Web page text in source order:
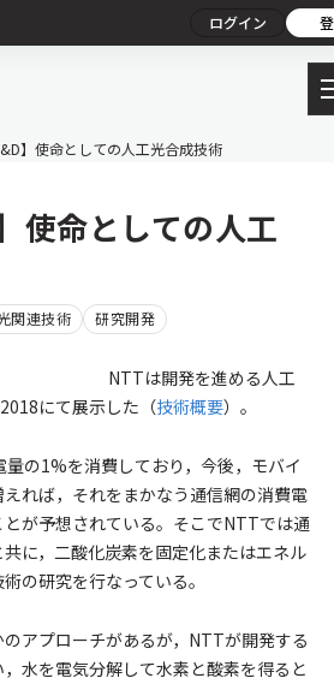
ログイン
】使命としての人工光合成技術
使命としての人工
関連技術 研究開発
NTTは開発を進める人工
にて展示した（技術概要）。
の1%を消費しており，今後，モバイ
れば，それをまかなう通信網の消費電
が予想されている。そこでNTTでは通
に，二酸化炭素を固定化またはエネル
の研究を行なっている。
アプローチがあるが，NTTが開発する
水を電気分解して水素と酸素を得ると